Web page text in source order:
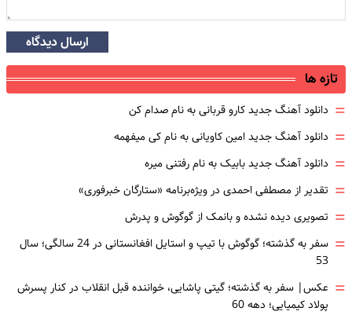
ارسال دیدگاه
تازه ها
= دانلود آهنگ جدید کارو قربانی به نام صدام کن
= دانلود آهنگ جدید امین کاویانی به نام کی میفهمه
= دانلود آهنگ جدید بابیک به نام رفتنی میره
= تقدیر از مصطفی احمدی در ویژه‌برنامه «ستارگان خبرفوری»
= تصویری دیده نشده و بانمک از گوگوش و پدرش
=
سفر به گذشته؛ گوگوش با تیپ و استایل افغانستانی در 24 سالگی؛ سال
53
= عکس| سفر به گذشته؛ گیتی پاشایی، خواننده قبل انقلاب در کنار پسرش
پولاد کیمیایی؛ دهه 60